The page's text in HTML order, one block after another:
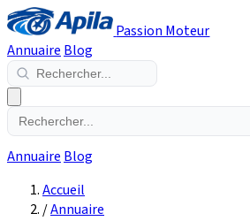
Passion Moteur
Annuaire Blog
Annuaire Blog
Accueil
/Annuaire